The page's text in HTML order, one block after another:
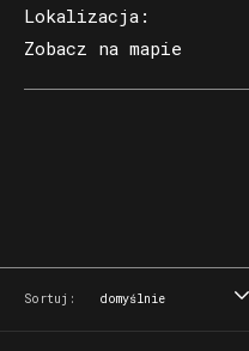
Lokalizacja :
Zobacz na mapie
Sortuj:
domyślnie